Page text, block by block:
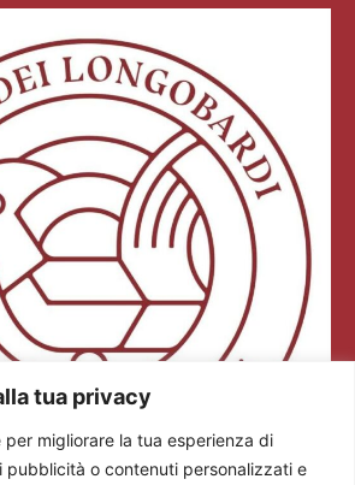
tua privacy
per migliorare la tua esperienza di
pubblicità o contenuti personalizzati e